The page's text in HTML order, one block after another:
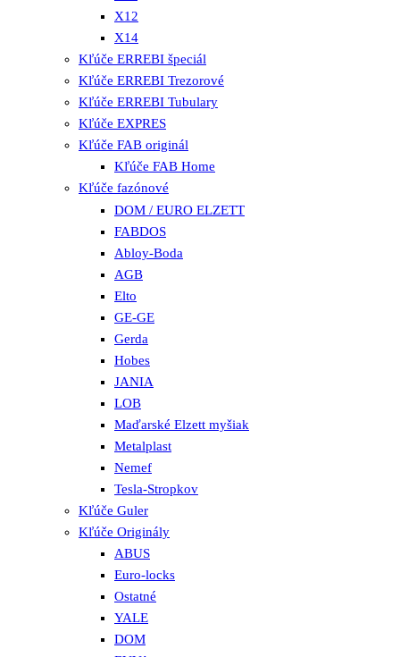
X12
X14
Kľúče ERREBI špeciál
Kľúče ERREBI Trezorové
Kľúče ERREBI Tubulary
Kľúče EXPRES
Kľúče FAB originál
Kľúče FAB Home
Kľúče fazónové
DOM / EURO ELZETT
FABDOS
Abloy-Boda
AGB
Elto
GE-GE
Gerda
Hobes
JANIA
LOB
Maďarské Elzett myšiak
Metalplast
Nemef
Tesla-Stropkov
Kľúče Guler
Kľúče Originály
ABUS
Euro-locks
Ostatné
YALE
DOM